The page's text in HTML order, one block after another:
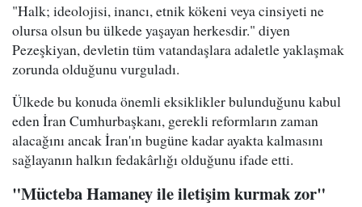
"Halk; ideolojisi, inancı, etnik kökeni veya cinsiyeti ne
olursa olsun bu ülkede yaşayan herkesdir." diyen
Pezeşkiyan, devletin tüm vatandaşlara adaletle yaklaşmak
zorunda olduğunu vurguladı.
Ülkede bu konuda önemli eksiklikler bulunduğunu kabul
eden İran Cumhurbaşkanı, gerekli reformların zaman
alacağını ancak İran'ın bugüne kadar ayakta kalmasını
sağlayanın halkın fedakârlığı olduğunu ifade etti.
"Mücteba Hamaney ile iletişim kurmak zor"